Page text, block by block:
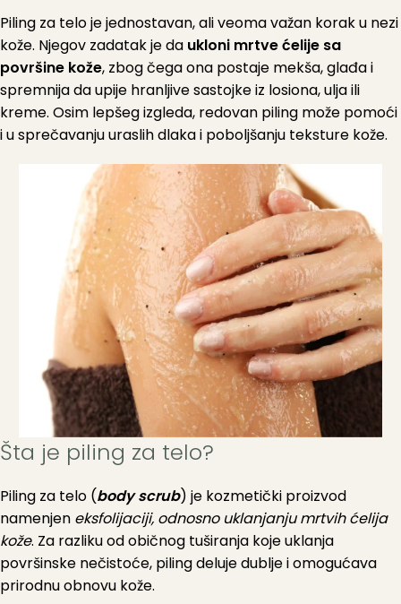
Piling za telo je jednostavan, ali veoma važan korak u nezi
kože. Njegov zadatak je da ukloni mrtve ćelije sa
površine kože, zbog čega ona postaje mekša, glađa i
spremnija da upije hranljive sastojke iz losiona, ulja ili
kreme. Osim lepšeg izgleda, redovan piling može pomoći
i u sprečavanju uraslih dlaka i poboljšanju teksture kože.
Šta je piling za telo?
Piling za telo (body scrub) je kozmetički proizvod
namenjen eksfolijaciji, odnosno uklanjanju mrtvih ćelija
kože. Za razliku od običnog tuširanja koje uklanja
površinske nečistoće, piling deluje dublje i omogućava
prirodnu obnovu kože.